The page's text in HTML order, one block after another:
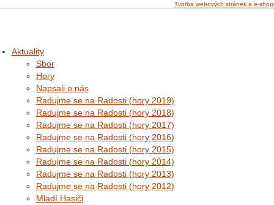
Tvorba webových stránek a e-
Aktuality
Sbor
Hory
Napsali o nás
Radujme se na Radosti (hory 2019)
Radujme se na Radosti (hory 2018)
Radujme se na Radosti (hory 2017)
Radujme se na Radosti (hory 2016)
Radujme se na Radosti (hory 2015)
Radujme se na Radosti (hory 2014)
Radujme se na Radosti (hory 2013)
Radujme se na Radosti (hory 2012)
Mladí Hasiči